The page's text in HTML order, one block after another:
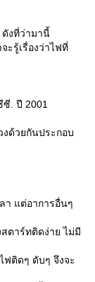
ดังที่ว่ามานี้
ะรู้เรื่องว่าไฟที่
. ปี 2001
ด้วยกันประกอบ
า แต่อาการอื่นๆ
ตาร์ทติดง่าย ไม่มี
ฟติดๆ ดับๆ จึงจะ